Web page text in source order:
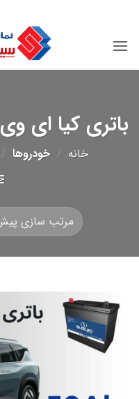
content
باتری کیا ای وی 5 - EV5
خانه / خودروها /